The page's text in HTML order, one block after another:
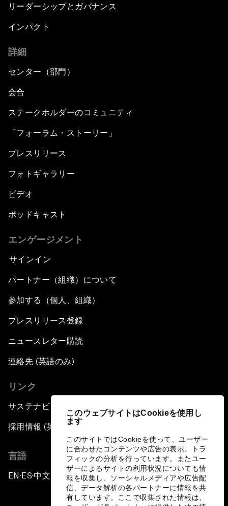
このウェブサイトはCookieを使用し
ます
このサイトではCookieを使って、ユーザー
に合わせたコンテンツや広告の表示、トラ
フィックの分析を行っています。またユー
ザーによるサイトの利用状況についても情
報を収集し、ソーシャルメディアや広告配
信、データ解析の各パートナーに情報を共
有しています。ここで収集された情報は、
リーダーシップとガバナンス
インパクト
詳細
センター（部門）
会合
ステークホルダーのコミュニティ
「フォーラム・ストーリー」
プレスリリース
フォトギャラリー
ビデオ
ポッドキャスト
エンゲージメント
サインイン
パートナー（組織）について
参加する（個人、組織）
プレスリリース登録
ニュースレター購読
連絡先 (英語のみ)
リンク
サステナビリティへの取り組み
採用情報 (英語のみ)
言語
EN ▪ES▪中文▪ 日本語